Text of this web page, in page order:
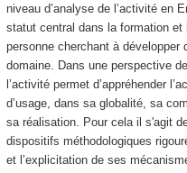
niveau d’analyse de l’activité en
statut central dans la formation
personne cherchant à développer
domaine. Dans une perspective
l’activité permet d’appréhender
d’usage, dans sa globalité, sa
sa réalisation. Pour cela il s'agit
dispositifs méthodologiques
et l’explicitation de ses